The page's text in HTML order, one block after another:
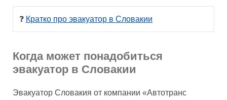
❓ Кратко про эвакуатор в Словакии
Когда может понадобиться
эвакуатор в Словакии
Эвакуатор Словакия от компании «Автотранс